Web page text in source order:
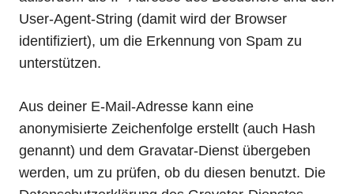
User-Agent-String (damit wird der Browser
identifiziert), um die Erkennung von Spam zu
unterstützen.
Aus deiner E-Mail-Adresse kann eine
anonymisierte Zeichenfolge erstellt (auch Hash
genannt) und dem Gravatar-Dienst übergeben
werden, um zu prüfen, ob du diesen benutzt. Die